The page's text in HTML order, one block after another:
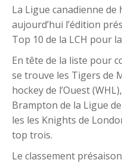
La Ligue canadienne de
aujourd’hui l’édition
Top 10 de la LCH pour
En tête de la liste pour
se trouve les Tigers de
hockey de l’Ouest
Brampton de la Ligue
les les Knights de
top trois.
Le classement